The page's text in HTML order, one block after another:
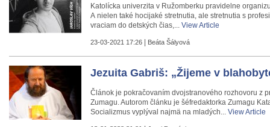
Katolícka univerzita v Ružomberku pravidelne
A nielen také hocijaké stretnutia, ale stretnutia s
vraciam do detských čias,... View Article
23-03-2021 17:26 Beáta Šályová
Jezuita Gabriš: „Žijeme v
Článok je pokračovaním dvojstranového rozhovoru z
Zumagu. Autorom článku je šéfredaktorka Zumagu
Socializmus vyplýval najmä na mladých... View Article